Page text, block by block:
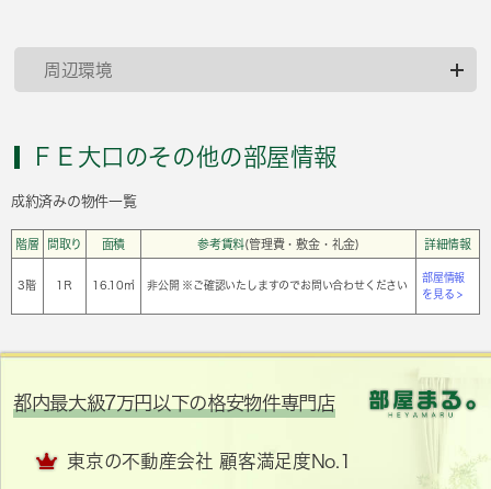
周辺環境
ＦＥ大口のその他の部屋情報
成約済みの物件一覧
階層 間取り 面積 参考賃料(管理費・敷金・礼金) 詳細情報
3階 1Ｒ 16.10㎡ 非公開 ※ご確認いたしますのでお問い合わせください
部屋情報
を見る >
都内最大級7万円以下の格安物件専門店
東京の不動産会社 顧客満足度No.1